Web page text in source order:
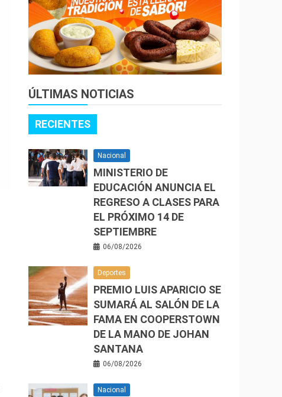
ÚLTIMAS NOTICIAS
RECIENTES
Nacional
MINISTERIO DE
EDUCACIÓN ANUNCIA EL
REGRESO A CLASES PARA
EL PRÓXIMO 14 DE
SEPTIEMBRE
06/08/2026
Deportes
PREMIO LUIS APARICIO SE
SUMARÁ AL SALÓN DE LA
FAMA EN COOPERSTOWN
DE LA MANO DE JOHAN
SANTANA
06/08/2026
Nacional